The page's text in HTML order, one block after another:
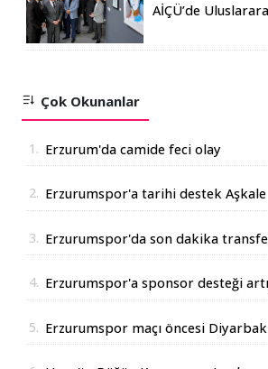
AİÇÜ’de
Çok Okunanlar
1. Erzurum'da camide feci olay
2. Erzurumspor'a tarihi destek Aşkale
3. Erzurumspor'da son dakika
4. Erzurumspor'a sponsor desteği
5. Erzurumspor maçı öncesi